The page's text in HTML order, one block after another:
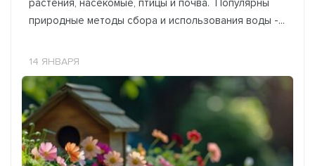
растения, насекомые, птицы и почва. Популярны
природные методы сбора и использования воды -...
14 ЯНВАРЯ